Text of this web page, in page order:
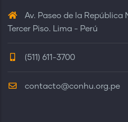
Av. Paseo de la República
Tercer Piso. Lima - Perú
(511) 611-3700
contacto@conhu.org.pe